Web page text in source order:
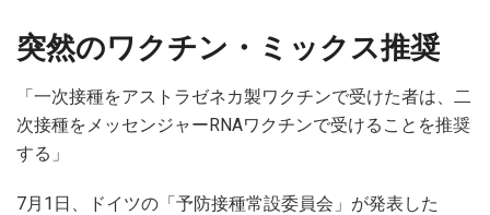
突然のワクチン・ミックス推奨
「一次接種をアストラゼネカ製ワクチンで受けた者は、二
次接種をメッセンジャーRNAワクチンで受けることを推奨
する」
7月1日、ドイツの「予防接種常設委員会」が発表した